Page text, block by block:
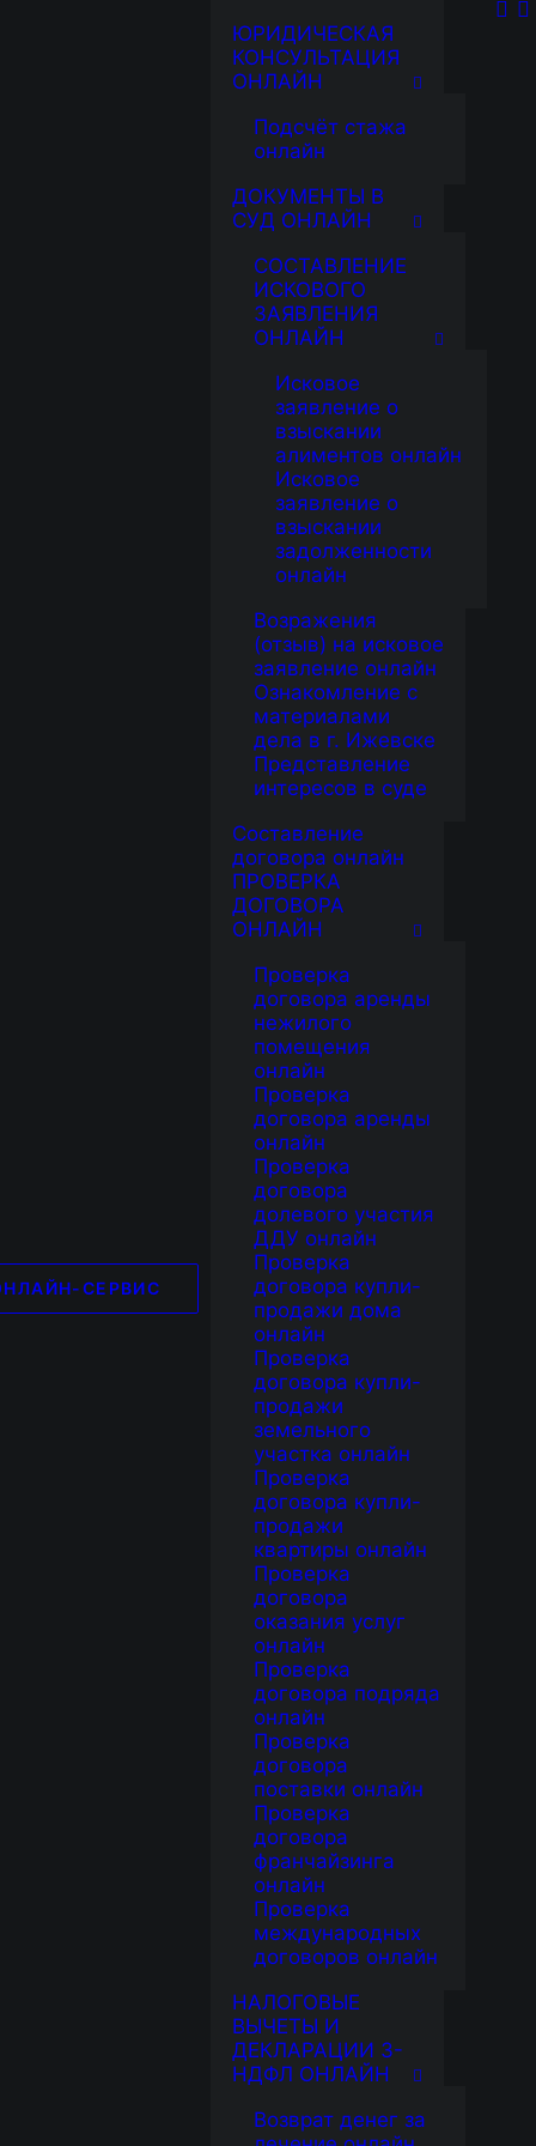
СЕРВИС
ЮРИДИЧЕСКАЯ
КОНСУЛЬТАЦИЯ
ОНЛАЙН
Подсчёт стажа
онлайн
ДОКУМЕНТЫ В
СУД ОНЛАЙН
СОСТАВЛЕНИЕ
ИСКОВОГО
ЗАЯВЛЕНИЯ
ОНЛАЙН
Исковое
заявление о
взыскании
алиментов онлайн
Исковое
заявление о
взыскании
задолженности
онлайн
Возражения
(отзыв) на исковое
заявление онлайн
Ознакомление с
материалами
дела в г. Ижевске
Представление
интересов в суде
Составление
договора онлайн
ПРОВЕРКА
ДОГОВОРА
ОНЛАЙН
Проверка
договора аренды
нежилого
помещения
онлайн
Проверка
договора аренды
онлайн
Проверка
договора
долевого участия
ДДУ онлайн
Проверка
договора купли-
продажи дома
онлайн
Проверка
договора купли-
продажи
земельного
участка онлайн
Проверка
договора купли-
продажи
квартиры онлайн
Проверка
договора
оказания услуг
онлайн
Проверка
договора подряда
онлайн
Проверка
договора
поставки онлайн
Проверка
договора
франчайзинга
онлайн
Проверка
международных
договоров онлайн
НАЛОГОВЫЕ
ВЫЧЕТЫ И
ДЕКЛАРАЦИИ 3-
НДФЛ ОНЛАЙН
Возврат денег за